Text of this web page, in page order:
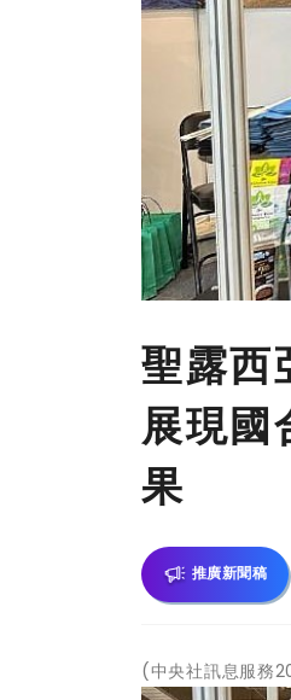
聖露西
展現國
果
推廣新聞稿
(中央社訊息服務